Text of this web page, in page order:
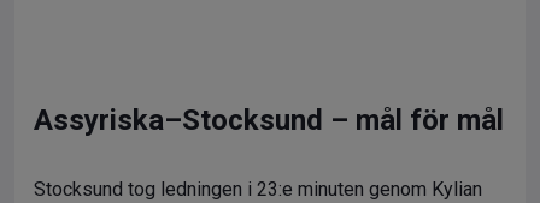
Assyriska–Stocksund – mål för mål
Stocksund tog ledningen i 23:e minuten genom Kylian